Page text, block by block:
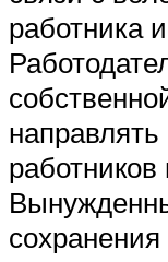
работника
направлять